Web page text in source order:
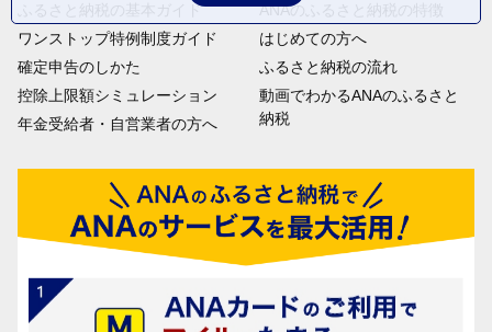
ふるさと納税の基本ガイド
ワンストップ特例制度ガイド
確定申告のしかた
控除上限額シミュレーション
年金受給者・自営業者の方へ
ANAのふるさと納税の特徴
はじめての方へ
ふるさと納税の流れ
動画でわかるANAのふるさと
納税